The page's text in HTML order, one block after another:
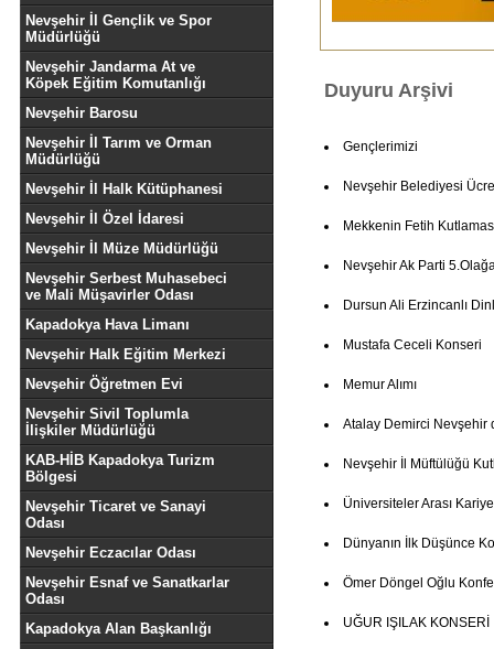
Nevşehir İl Gençlik ve Spor
Müdürlüğü
Nevşehir Jandarma At ve
Köpek Eğitim Komutanlığı
Nevşehir Barosu
Nevşehir İl Tarım ve Orman
Müdürlüğü
Nevşehir İl Halk Kütüphanesi
Nevşehir İl Özel İdaresi
Nevşehir İl Müze Müdürlüğü
Nevşehir Serbest Muhasebeci
ve Mali Müşavirler Odası
Kapadokya Hava Limanı
Nevşehir Halk Eğitim Merkezi
Nevşehir Öğretmen Evi
Nevşehir Sivil Toplumla
İlişkiler Müdürlüğü
KAB-HİB Kapadokya Turizm
Bölgesi
Nevşehir Ticaret ve Sanayi
Odası
Nevşehir Eczacılar Odası
Nevşehir Esnaf ve Sanatkarlar
Odası
Kapadokya Alan Başkanlığı
Duyuru Arşivi
Gençlerimizi
Nevşehir Belediyesi
Mekkenin Fetih
Nevşehir Ak Parti
Dursun Ali Erzincanlı
Mustafa Ceceli Konseri
Memur Alımı
Atalay Demirci Nevşehir
Nevşehir İl Müftülüğü
Üniversiteler Arası
Dünyanın İlk Düşünce
Ömer Döngel Oğlu
UĞUR IŞILAK KONSERİ